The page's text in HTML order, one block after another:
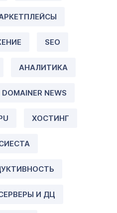
SEO
АНАЛИТИКА
DOMAINER NEWS
ХОСТИНГ
И ДЦ